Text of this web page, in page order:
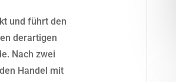
und führt den
derartigen
Nach zwei
Handel mit